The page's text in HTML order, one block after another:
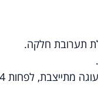
תערובת חלקה.
יוצקים את התערובת על בסיס הביסקוויטים המרוסקים ומקררים במקרר עד שהעוגה מתייצבת, לפחות 4